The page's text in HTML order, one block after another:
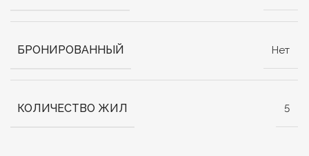
БРОНИРОВАННЫЙ Нет
КОЛИЧЕСТВО ЖИЛ 5